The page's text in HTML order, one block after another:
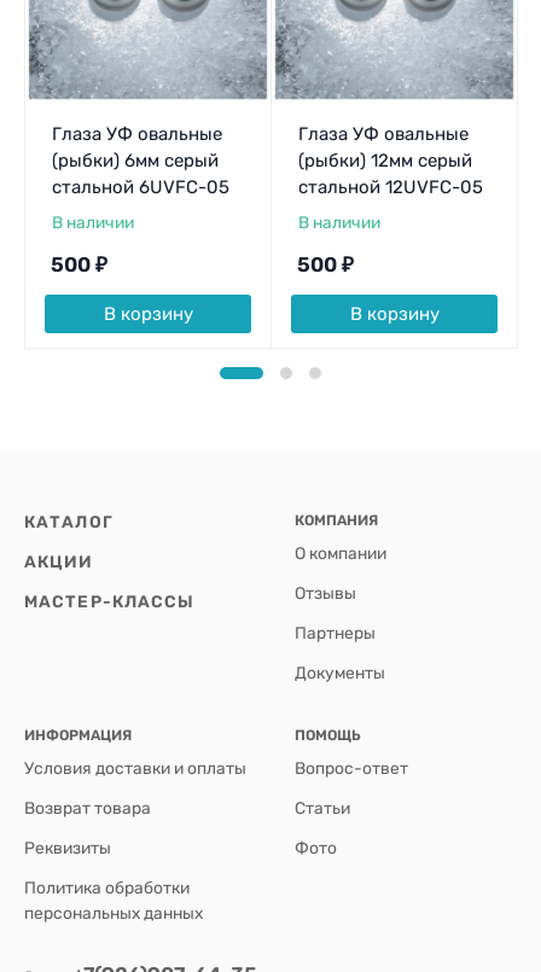
Глаза УФ овальные
(рыбки) 6мм серый
стальной 6UVFC-05
В наличии
500 ₽
В корзину
Глаза УФ овальные
(рыбки) 12мм серый
стальной 12UVFC-05
В наличии
500 ₽
В корзину
КАТАЛОГ
АКЦИИ
МАСТЕР-КЛАССЫ
КОМПАНИЯ
О компании
Отзывы
Партнеры
Документы
ИНФОРМАЦИЯ
Условия доставки и оплаты
Возврат товара
Реквизиты
Политика обработки
персональных данных
ПОМОЩЬ
Вопрос-ответ
Статьи
Фото